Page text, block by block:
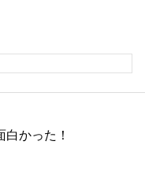
かった！